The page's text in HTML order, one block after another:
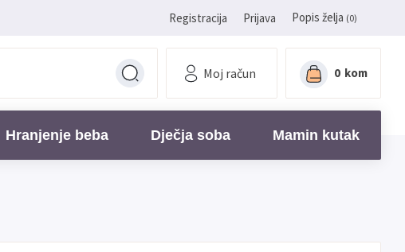
Registracija Prijava Popis želja (0)
Moj račun 0 kom
Hranjenje beba Dječja soba Mamin kutak